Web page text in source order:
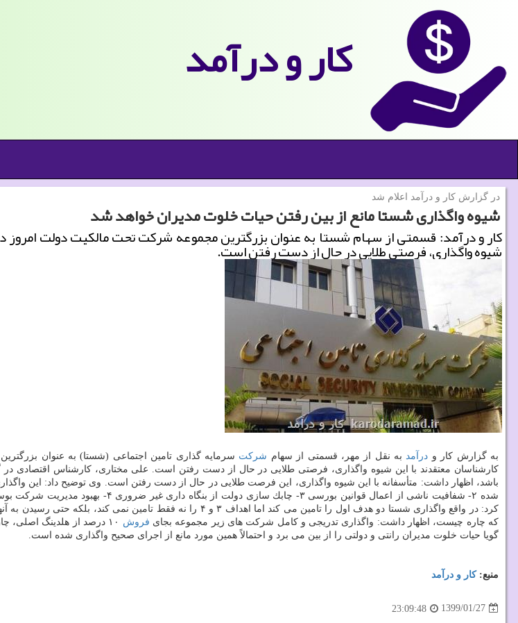
كار و درآمد
در گزارش كار و درآمد اعلام شد
شیوه واگذاری شستا مانع از بین رفتن حیات خلوت مدیران خواهد شد
كار و درآمد: قسمتی از سهام شستا به عنوان بزرگترین مجموعه شركت تحت مالكیت دولت امروز
شیوه واگذاری، فرصتی طلایی در حال از دست رفتن است.
به گزارش كار و درآمدبه نقل از مهر، قسمتی از سهام شركت سرمایه گذاری تامین اجتماعی (شستا) به عنوان
كارشناسان معتقدند با این شیوه واگذاری، فرصتی طلایی در حال از دست رفتن است. علی مختاری، كارشناس اقتصادی در
شده ۲- شفافیت ناشی از اعمال قوانین
كرد: در واقع واگذاری شستا دو هدف اول را تامین می كند اما اهداف ۳ و
كه چاره چیست، اظهار داشت: واگذاری تدریجی و كامل شركت های زیر مجموعه بجای فروش
گویا حیات خلوت مدیران رانتی و دولتی را از بین می برد و احتمالاً همین مورد مانع از اجرای صحیح واگذاری شده است.
منبع:كار و درآمد
1399/01/27
23:09:48